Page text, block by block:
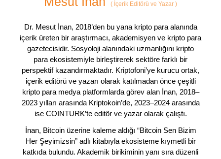
( İçerik Editörü ve Yazar )
Dr. Mesut İnan, 2018’den bu yana kripto para alanında
içerik üreten bir araştırmacı, akademisyen ve kripto para
gazetecisidir. Sosyoloji alanındaki uzmanlığını kripto
para ekosistemiyle birleştirerek sektöre farklı bir
perspektif kazandırmaktadır. Kriptofoni’ye kurucu ortak,
içerik editörü ve yazarı olarak katılmadan önce çeşitli
kripto para medya platformlarda görev alan İnan, 2018–
2023 yılları arasında Kriptokoin’de, 2023–2024 arasında
ise COINTURK’te editör ve yazar olarak çalıştı.
İnan, Bitcoin üzerine kaleme aldığı “Bitcoin Sen Bizim
Her Şeyimizsin” adlı kitabıyla ekosisteme kıymetli bir
katkıda bulundu. Akademik birikiminin yanı sıra düzenli